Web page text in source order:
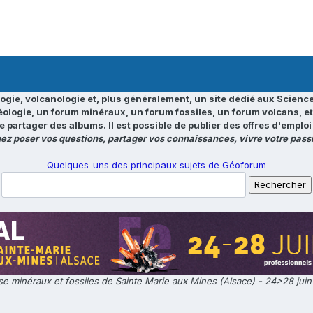
volcanologie et, plus généralement, un site dédié aux
un forum minéraux, un forum fossiles, un forum volcans,
des albums. Il est possible de publier des offres
poser vos questions, partager vos connaissances, vivre votre
Quelques-uns des principaux sujets de Géoforum
minéraux et fossiles de Sainte Marie aux Mines (Alsace) - 24>28